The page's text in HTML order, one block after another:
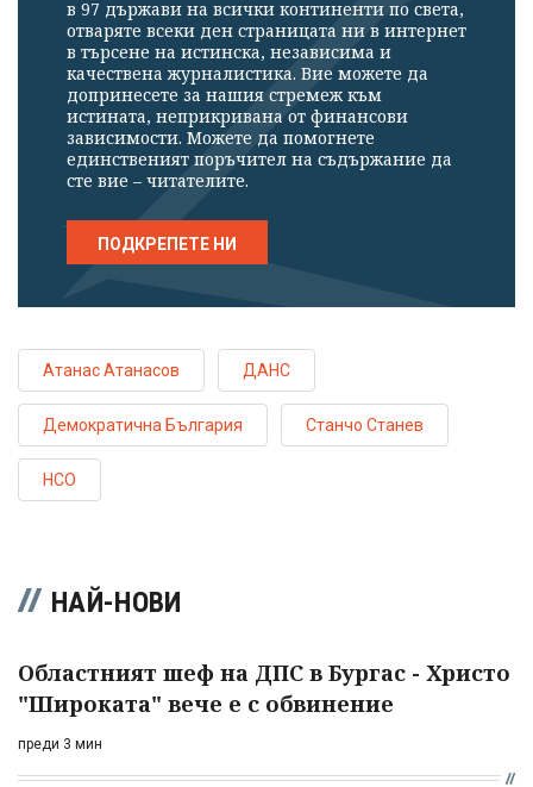
в 97 държави на всички континенти по света,
отваряте всеки ден страницата ни в интернет
в търсене на истинска, независима и
качествена журналистика. Вие можете да
допринесете за нашия стремеж към
истината, неприкривана от финансови
зависимости. Можете да помогнете
единственият поръчител на съдържание да
сте вие – читателите.
ПОДКРЕПЕТЕ НИ
Атанас Атанасов ДАНС
Демократична България Станчо Станев
НСО
НАЙ-НОВИ
Областният шеф на ДПС в Бургас - Христо
"Широката" вече е с обвинение
преди 3 мин